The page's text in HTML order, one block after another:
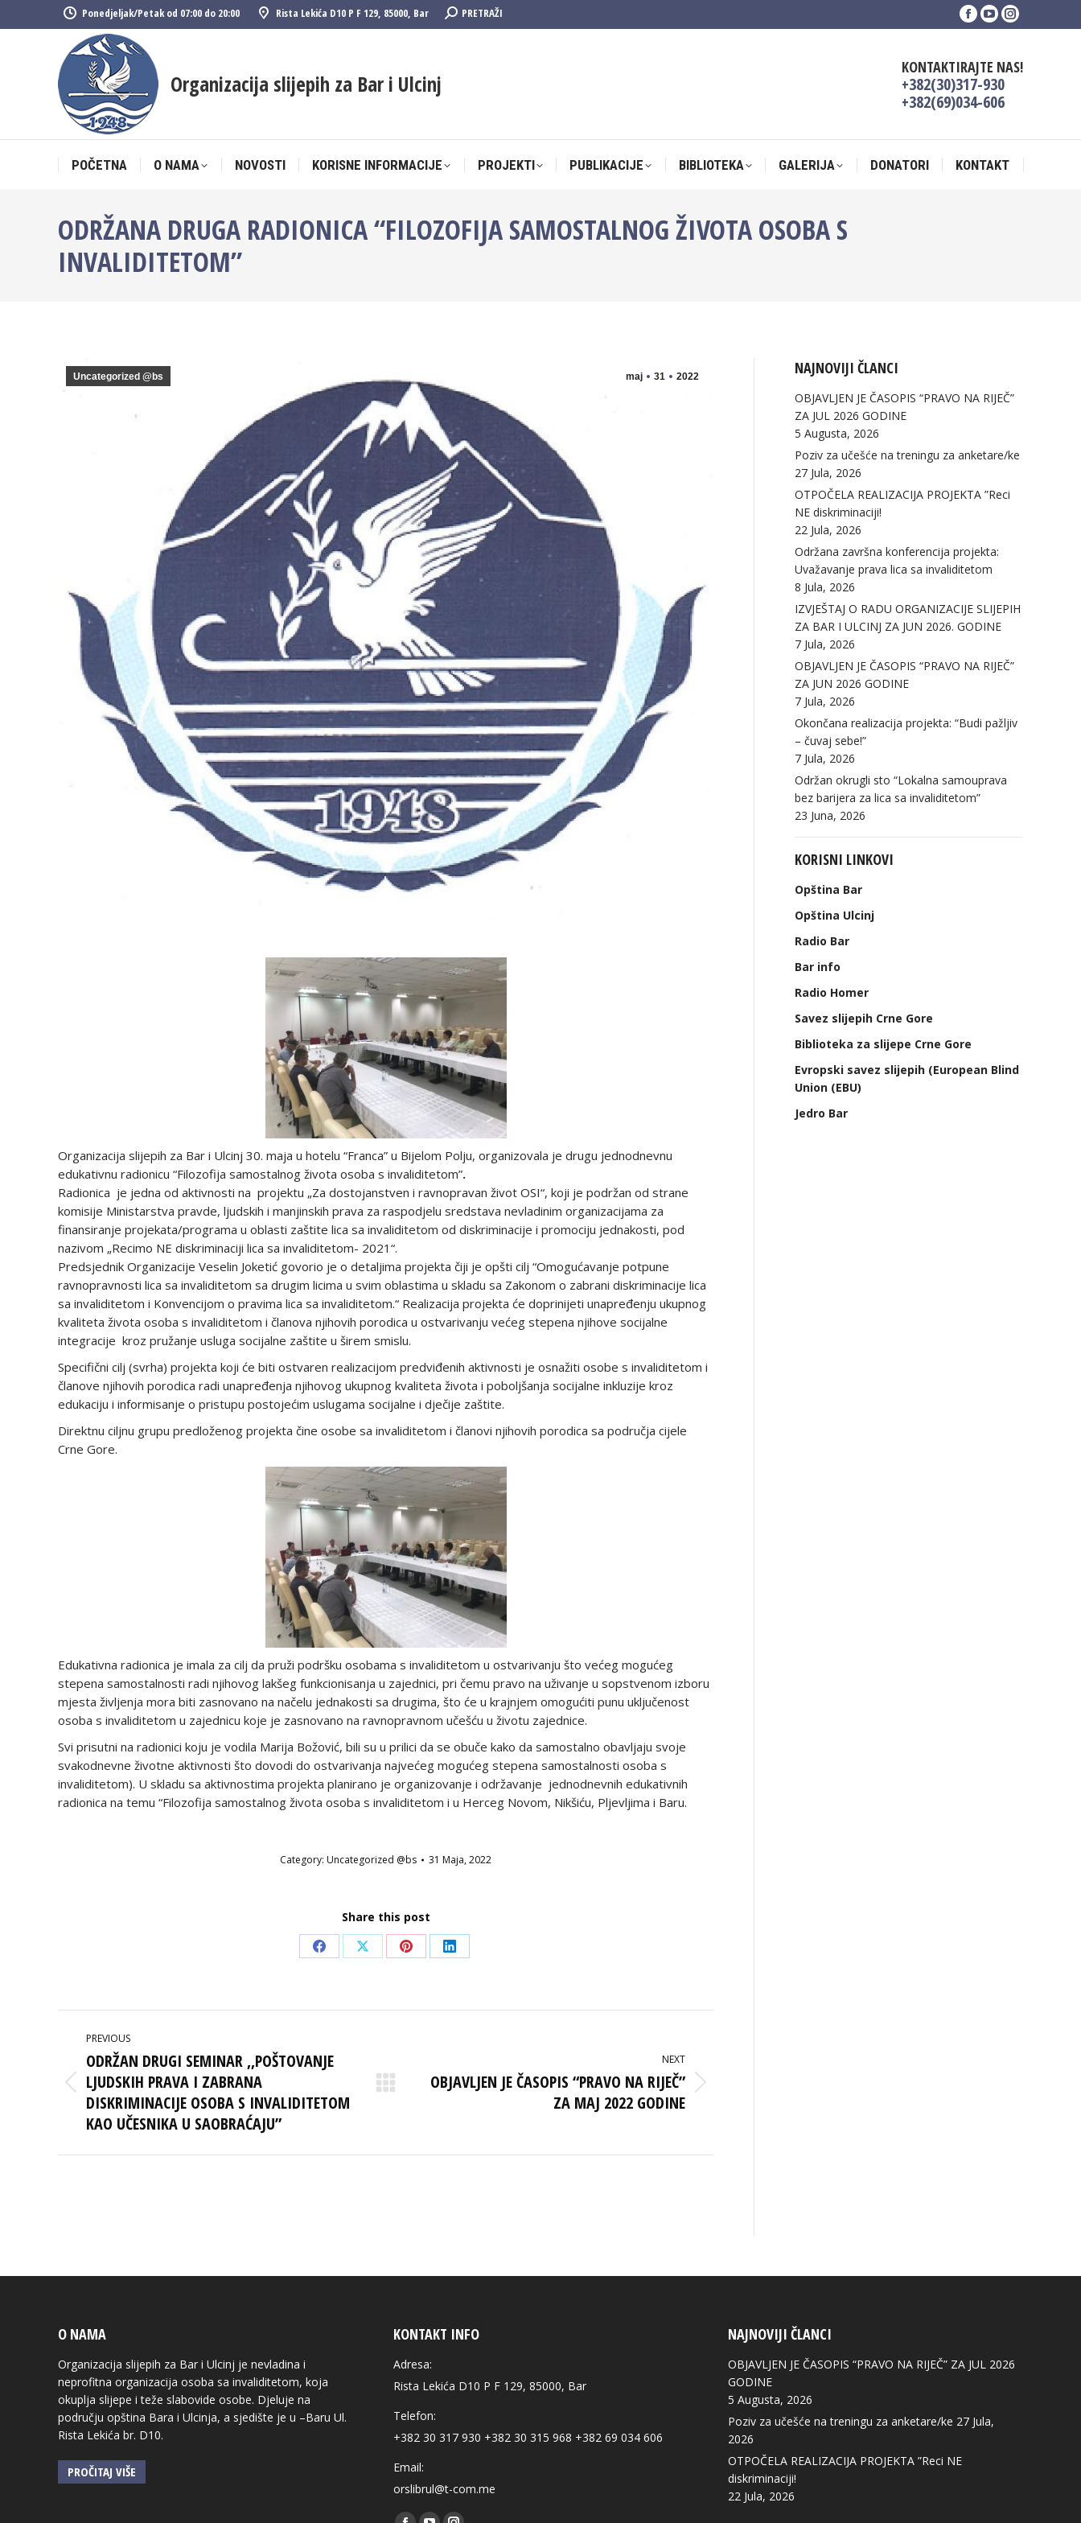
Ponedjeljak/Petak od 07:00 do 20:00 Rista Lekića D10 P F 129, 85000, Bar Search:PRETRAŽI
Facebook
in
new
window
YouTube
in
new
window
Instagram
in
Organizacija slijepih za Bar i Ulcinj
KONTAKTIRAJTE NAS!
+382(30)317-930
+382(69)034-606
POČETNA O NAMA NOVOSTI KORISNE INFORMACIJE PROJEKTI PUBLIKACIJE BIBLIOTEKA GALERIJA DONATORI KONTAKT
ODRŽANA DRUGA RADIONICA “FILOZOFIJA SAMOSTALNOG ŽIVOTA OSOBA S
INVALIDITETOM”
maj 31 2022
Uncategorized @bs
Organizacija slijepih za Bar i Ulcinj 30. maja u hotelu “Franca” u Bijelom Polju, organizovala je drugu jednodnevnu
edukativnu radionicu “Filozofija samostalnog života osoba s invaliditetom”.
Radionica je jedna od aktivnosti na projektu „Za dostojanstven i ravnopravan život OSI“, koji je podržan od strane
komisije Ministarstva pravde, ljudskih i manjinskih prava za raspodjelu sredstava nevladinim organizacijama za
finansiranje projekata/programa u oblasti zaštite lica sa invaliditetom od diskriminacije i promociju jednakosti, pod
nazivom „Recimo NE diskriminaciji lica sa invaliditetom- 2021“.
Predsjednik Organizacije Veselin Joketić govorio je o detaljima projekta čiji je opšti cilj “Omogućavanje potpune
ravnopravnosti lica sa invaliditetom sa drugim licima u svim oblastima u skladu sa Zakonom o zabrani diskriminacije lica
sa invaliditetom i Konvencijom o pravima lica sa invaliditetom.“ Realizacija projekta će doprinijeti unapređenju ukupnog
kvaliteta života osoba s invaliditetom i članova njihovih porodica u ostvarivanju većeg stepena njihove socijalne
integracije kroz pružanje usluga socijalne zaštite u širem smislu.
Specifični cilj (svrha) projekta koji će biti ostvaren realizacijom predviđenih aktivnosti je osnažiti osobe s invaliditetom i
članove njihovih porodica radi unapređenja njihovog ukupnog kvaliteta života i poboljšanja socijalne inkluzije kroz
edukaciju i informisanje o pristupu postojećim uslugama socijalne i dječije zaštite.
Direktnu ciljnu grupu predloženog projekta čine osobe sa invaliditetom i članovi njihovih porodica sa područja cijele
Crne Gore.
Edukativna radionica je imala za cilj da pruži podršku osobama s invaliditetom u ostvarivanju što većeg mogućeg
stepena samostalnosti radi njihovog lakšeg funkcionisanja u zajednici, pri čemu pravo na uživanje u sopstvenom izboru
mjesta življenja mora biti zasnovano na načelu jednakosti sa drugima, što će u krajnjem omogućiti punu uključenost
osoba s invaliditetom u zajednicu koje je zasnovano na ravnopravnom učešću u životu zajednice.
Svi prisutni na radionici koju je vodila Marija Božović, bili su u prilici da se obuče kako da samostalno obavljaju svoje
svakodnevne životne aktivnosti što dovodi do ostvarivanja najvećeg mogućeg stepena samostalnosti osoba s
invaliditetom). U skladu sa aktivnostima projekta planirano je organizovanje i održavanje jednodnevnih edukativnih
radionica na temu “Filozofija samostalnog života osoba s invaliditetom i u Herceg Novom, Nikšiću, Pljevljima i Baru.
Category: Uncategorized @bs 31 Maja, 2022
Share this post
Share Share Share Share
POST
NAVIGATION
PREVIOUS
Previous
post:
ODRŽAN DRUGI SEMINAR ,,POŠTOVANJE
LJUDSKIH PRAVA I ZABRANA
DISKRIMINACIJE OSOBA S INVALIDITETOM
KAO UČESNIKA U SAOBRAĆAJU”
NEXT
Next
OBJAVLJEN JE ČASOPIS “PRAVO NA RIJEČ”
ZA MAJ 2022 GODINE
NAJNOVIJI ČLANCI
OBJAVLJEN JE ČASOPIS “PRAVO NA RIJEČ”
ZA JUL 2026 GODINE
5 Augusta, 2026
Poziv za učešće na treningu za anketare/ke
27 Jula, 2026
OTPOČELA REALIZACIJA PROJEKTA ”Reci
NE diskriminaciji!
22 Jula, 2026
Održana završna konferencija projekta:
Uvažavanje prava lica sa invaliditetom
8 Jula, 2026
IZVJEŠTAJ O RADU ORGANIZACIJE SLIJEPIH
ZA BAR I ULCINJ ZA JUN 2026. GODINE
7 Jula, 2026
OBJAVLJEN JE ČASOPIS “PRAVO NA RIJEČ”
ZA JUN 2026 GODINE
7 Jula, 2026
Okončana realizacija projekta: “Budi pažljiv
– čuvaj sebe!”
7 Jula, 2026
Održan okrugli sto “Lokalna samouprava
bez barijera za lica sa invaliditetom”
23 Juna, 2026
KORISNI LINKOVI
Opština Bar
Opština Ulcinj
Radio Bar
Bar info
Radio Homer
Savez slijepih Crne Gore
Biblioteka za slijepe Crne Gore
Evropski savez slijepih (European Blind
Union (EBU)
Jedro Bar
O NAMA
Organizacija slijepih za Bar i Ulcinj je nevladina i
neprofitna organizacija osoba sa invaliditetom, koja
okuplja slijepe i teže slabovide osobe. Djeluje na
području opština Bara i Ulcinja, a sjedište je u –Baru Ul.
Rista Lekića br. D10.
PROČITAJ VIŠE
KONTAKT INFO
Adresa:
Rista Lekića D10 P F 129, 85000, Bar
Telefon:
+382 30 317 930 +382 30 315 968 +382 69 034 606
Email:
orslibrul@t-com.me
Find us on:
NAJNOVIJI ČLANCI
OBJAVLJEN JE ČASOPIS “PRAVO NA RIJEČ” ZA JUL 2026
GODINE
5 Augusta, 2026
Poziv za učešće na treningu za anketare/ke 27 Jula,
2026
OTPOČELA REALIZACIJA PROJEKTA ”Reci NE
diskriminaciji!
22 Jula, 2026
POČETNA O NAMA NOVOSTI KORISNE INFORMACIJE PROJEKTI PUBLIKACIJE BIBLIOTEKA GALERIJA DONATORI KONTAKT